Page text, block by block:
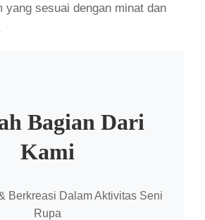
yang sesuai dengan minat dan
Bagian Dari
Kami
Berkreasi Dalam Aktivitas Seni
Rupa